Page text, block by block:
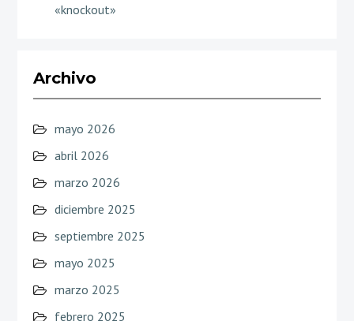
«knockout»
Archivo
mayo 2026
abril 2026
marzo 2026
diciembre 2025
septiembre 2025
mayo 2025
marzo 2025
febrero 2025